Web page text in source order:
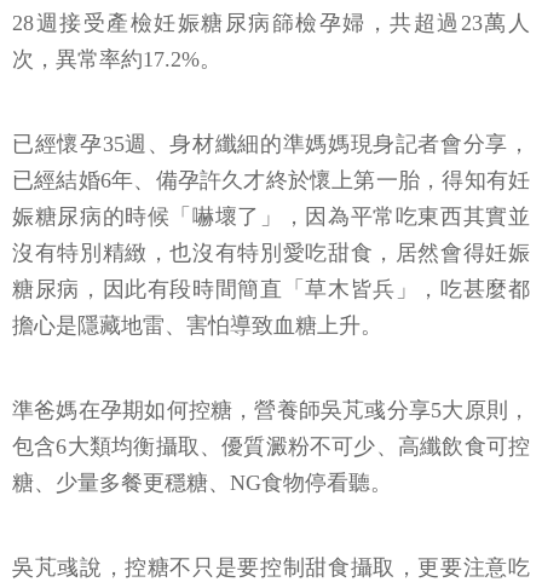
28週接受產檢妊娠糖尿病篩檢孕婦，共超過23萬人
次，異常率約17.2%。
已經懷孕35週、身材纖細的準媽媽現身記者會分享，
已經結婚6年、備孕許久才終於懷上第一胎，得知有妊
娠糖尿病的時候「嚇壞了」，因為平常吃東西其實並
沒有特別精緻，也沒有特別愛吃甜食，居然會得妊娠
糖尿病，因此有段時間簡直「草木皆兵」，吃甚麼都
擔心是隱藏地雷、害怕導致血糖上升。
準爸媽在孕期如何控糖，營養師吳芃彧分享5大原則，
包含6大類均衡攝取、優質澱粉不可少、高纖飲食可控
糖、少量多餐更穩糖、NG食物停看聽。
吳芃彧說，控糖不只是要控制甜食攝取，更要注意吃